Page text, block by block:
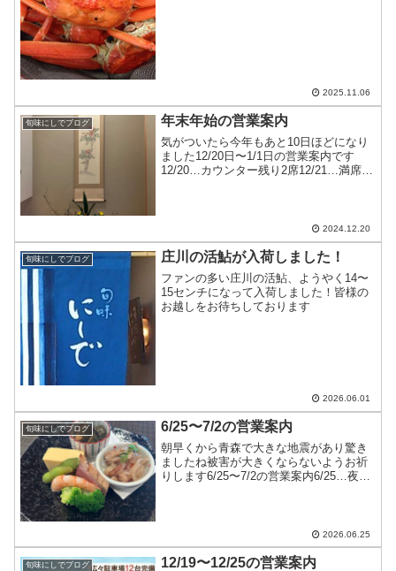
2025.11.06
旬味にしでブログ 年末年始の営業案内
気がついたら今年もあと10日ほどになり
ました12/20日〜1/1日の営業案内です
12/20…カウンター残り2席12/21…満席
2024.12.20
旬味にしでブログ 庄川の活鮎が入荷しました！
ファンの多い庄川の活鮎、ようやく14〜
15センチになって入荷しました！皆様の
お越しをお待ちしております
2026.06.01
旬味にしでブログ 6/25〜7/2の営業案内
朝早くから青森で大きな地震があり驚き
ましたね被害が大きくならないようお祈
りします6/25〜7/2の営業案内6/25…夜の
2026.06.25
旬味にしでブログ 12/19〜12/25の営業案内